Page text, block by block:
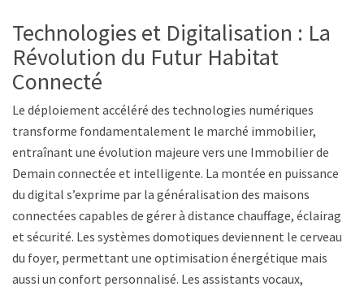
Technologies et Digitalisation : La
Révolution du Futur Habitat
Connecté
Le déploiement accéléré des technologies numériques
transforme fondamentalement le marché immobilier,
entraînant une évolution majeure vers une Immobilier de
Demain connectée et intelligente. La montée en puissance
du digital s’exprime par la généralisation des maisons
connectées capables de gérer à distance chauffage, éclairage
et sécurité. Les systèmes domotiques deviennent le cerveau
du foyer, permettant une optimisation énergétique mais
aussi un confort personnalisé. Les assistants vocaux,